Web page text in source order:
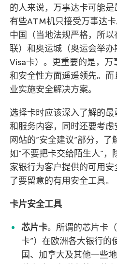
的人来说，万事达卡可能
有些ATM机只接受万事达
中国（当地法规严格，所
联）和奥运城（奥运会举
Visa卡）。更重要的是，万
和安全性方面遥遥领先。
业实施安全解决方案。
选择卡时应该深入了解的
和服务内容，同时还要考
网站的”安全建议”部分，
如”不要把卡交给陌生人”，
家银行为客户提供的可用
了要留意的有用安全工具。
卡片安全工具
芯片卡。所谓的芯片卡
卡”）在欧洲各大银行的
国、加拿大及其他一些